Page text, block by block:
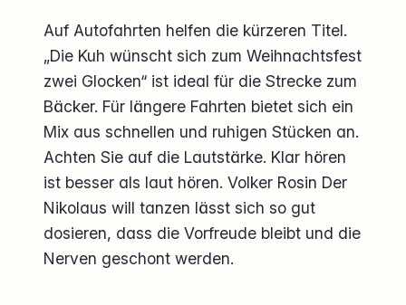
Auf Autofahrten helfen die kürzeren Titel.
„Die Kuh wünscht sich zum Weihnachtsfest
zwei Glocken“ ist ideal für die Strecke zum
Bäcker. Für längere Fahrten bietet sich ein
Mix aus schnellen und ruhigen Stücken an.
Achten Sie auf die Lautstärke. Klar hören
ist besser als laut hören. Volker Rosin Der
Nikolaus will tanzen lässt sich so gut
dosieren, dass die Vorfreude bleibt und die
Nerven geschont werden.